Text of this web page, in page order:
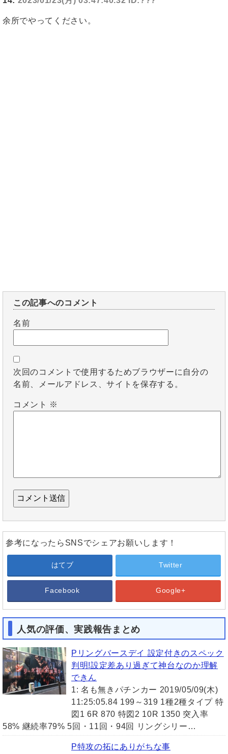
余所でやってください。
この記事へのコメント
名前
次回のコメントで使用するためブラウザーに自分の
名前、メールアドレス、サイトを保存する。
コメント ※
参考になったらSNSでシェアお願いします！
はてブ Twitter
Facebook Google+
人気の評価、実践報告まとめ
Pリングバースデイ 設定付きのスペック
判明!設定差あり過ぎて神台なのか理解
できん
1: 名も無きパチンカー 2019/05/09(木)
11:25:05.84 199～319 1種2種タイプ 特
図1 6R 870 特図2 10R 1350 突入率
58% 継続率79% 5回・11回・94回 リングシリー…
P特攻の拓にありがちな事